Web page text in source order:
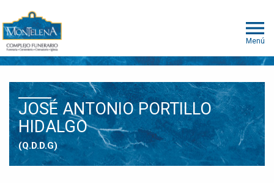
Menú
JOSÉ ANTONIO PORTILLO
HIDALGO
(Q.D.D.G)